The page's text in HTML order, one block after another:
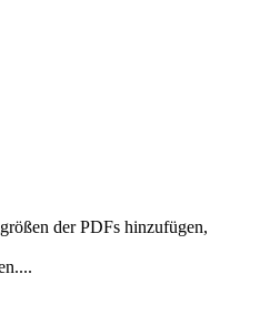
der PDFs hinzufügen,